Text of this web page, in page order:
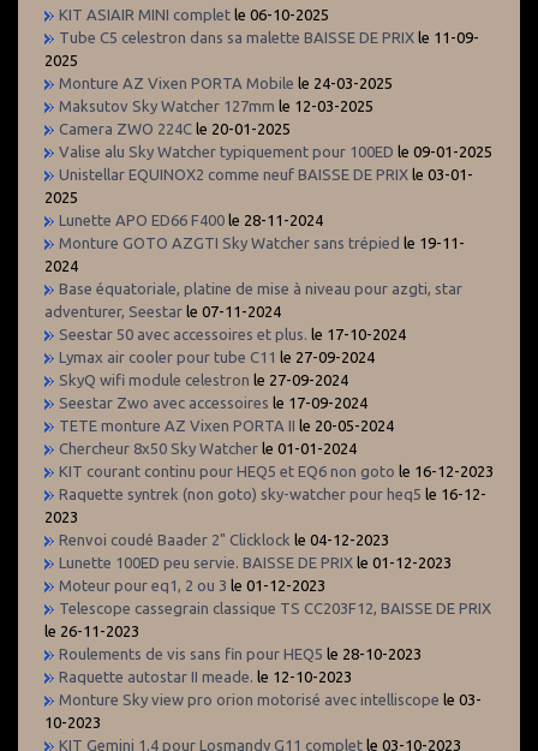
KIT ASIAIR MINI complet le 06-10-2025
Tube C5 celestron dans sa malette BAISSE DE PRIX le 11-09-
2025
Monture AZ Vixen PORTA Mobile le 24-03-2025
Maksutov Sky Watcher 127mm le 12-03-2025
Camera ZWO 224C le 20-01-2025
Valise alu Sky Watcher typiquement pour 100ED le 09-01-2025
Unistellar EQUINOX2 comme neuf BAISSE DE PRIX le 03-01-
2025
Lunette APO ED66 F400 le 28-11-2024
Monture GOTO AZGTI Sky Watcher sans trépied le 19-11-
2024
Base équatoriale, platine de mise à niveau pour azgti, star
adventurer, Seestar le 07-11-2024
Seestar 50 avec accessoires et plus. le 17-10-2024
Lymax air cooler pour tube C11 le 27-09-2024
SkyQ wifi module celestron le 27-09-2024
Seestar Zwo avec accessoires le 17-09-2024
TETE monture AZ Vixen PORTA II le 20-05-2024
Chercheur 8x50 Sky Watcher le 01-01-2024
KIT courant continu pour HEQ5 et EQ6 non goto le 16-12-2023
Raquette syntrek (non goto) sky-watcher pour heq5 le 16-12-
2023
Renvoi coudé Baader 2" Clicklock le 04-12-2023
Lunette 100ED peu servie. BAISSE DE PRIX le 01-12-2023
Moteur pour eq1, 2 ou 3 le 01-12-2023
Telescope cassegrain classique TS CC203F12, BAISSE DE PRIX
le 26-11-2023
Roulements de vis sans fin pour HEQ5 le 28-10-2023
Raquette autostar II meade. le 12-10-2023
Monture Sky view pro orion motorisé avec intelliscope le 03-
10-2023
KIT Gemini 1.4 pour Losmandy G11 complet le 03-10-2023